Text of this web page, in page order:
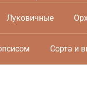
Луковичные
Сорта и